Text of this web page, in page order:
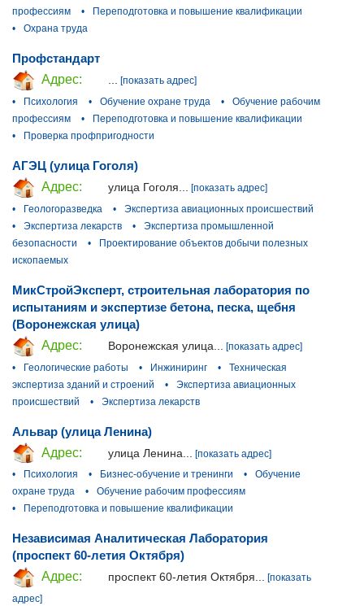
профессиям
•
Переподготовка и повышение квалификации
•
Охрана труда
Профстандарт
Адрес:
... [показать адрес]
•
Психология • Обучение охране труда •
Обучение рабочим
профессиям
•
Переподготовка и повышение квалификации
•
Проверка профпригодности
АГЭЦ (улица Гоголя)
Адрес:
улица Гоголя...
[показать адрес]
•
Геологоразведка •
Экспертиза авиационных происшествий
•
Экспертиза лекарств •
Экспертиза промышленной
безопасности
•
Проектирование объектов добычи полезных
ископаемых
МикСтройЭксперт, строительная лаборатория по
испытаниям и экспертизе бетона, песка, щебня
(Воронежская улица)
Адрес:
Воронежская улица...
[показать адрес]
•
Геологические работы • Инжиниринг •
Техническая
экспертиза зданий и строений
•
Экспертиза авиационных
происшествий
• Экспертиза лекарств
Альвар (улица Ленина)
Адрес:
улица Ленина...
[показать адрес]
•
Психология • Бизнес-обучение и тренинги •
Обучение
охране труда
•
Обучение рабочим профессиям
•
Переподготовка и повышение квалификации
Независимая Аналитическая Лаборатория
(проспект 60-летия Октября)
Адрес:
проспект 60-летия Октября... [показать
адрес]